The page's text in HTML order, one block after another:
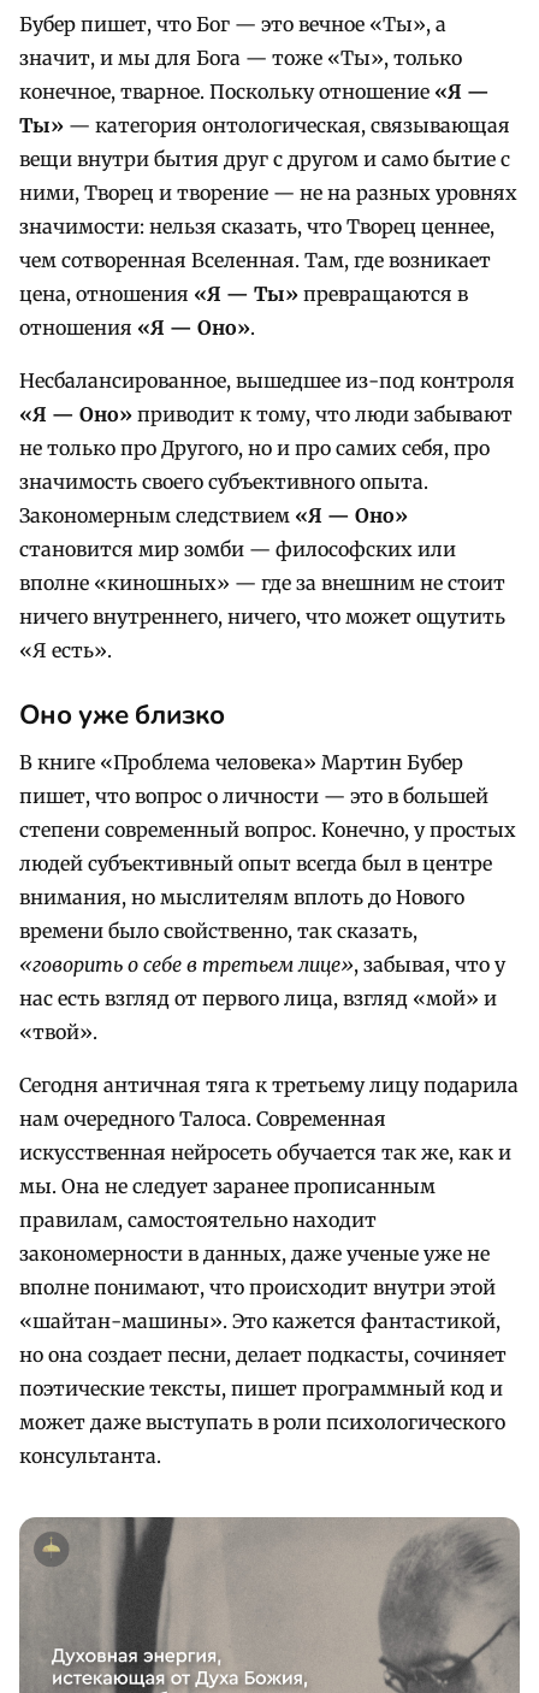
Бубер пишет, что Бог — это вечное «Ты», а
значит, и мы для Бога — тоже «Ты», только
конечное, тварное. Поскольку отношение «Я —
Ты» — категория онтологическая, связывающая
вещи внутри бытия друг с другом и само бытие с
ними, Творец и творение — не на разных уровнях
значимости: нельзя сказать, что Творец ценнее,
чем сотворенная Вселенная. Там, где возникает
цена, отношения «Я — Ты» превращаются в
отношения «Я — Оно».
Несбалансированное, вышедшее из-под контроля
«Я — Оно» приводит к тому, что люди забывают
не только про Другого, но и про самих себя, про
значимость своего субъективного опыта.
Закономерным следствием «Я — Оно»
становится мир зомби — философских или
вполне «киношных» — где за внешним не стоит
ничего внутреннего, ничего, что может ощутить
«Я есть».
Оно уже близко
В книге «Проблема человека» Мартин Бубер
пишет, что вопрос о личности — это в большей
степени современный вопрос. Конечно, у простых
людей субъективный опыт всегда был в центре
внимания, но мыслителям вплоть до Нового
времени было свойственно, так сказать,
«говорить о себе в третьем лице», забывая, что у
нас есть взгляд от первого лица, взгляд «мой» и
«твой».
Сегодня античная тяга к третьему лицу подарила
нам очередного Талоса. Современная
искусственная нейросеть обучается так же, как и
мы. Она не следует заранее прописанным
правилам, самостоятельно находит
закономерности в данных, даже ученые уже не
вполне понимают, что происходит внутри этой
«шайтан-машины». Это кажется фантастикой,
но она создает песни, делает подкасты, сочиняет
поэтические тексты, пишет программный код и
может даже выступать в роли психологического
консультанта.